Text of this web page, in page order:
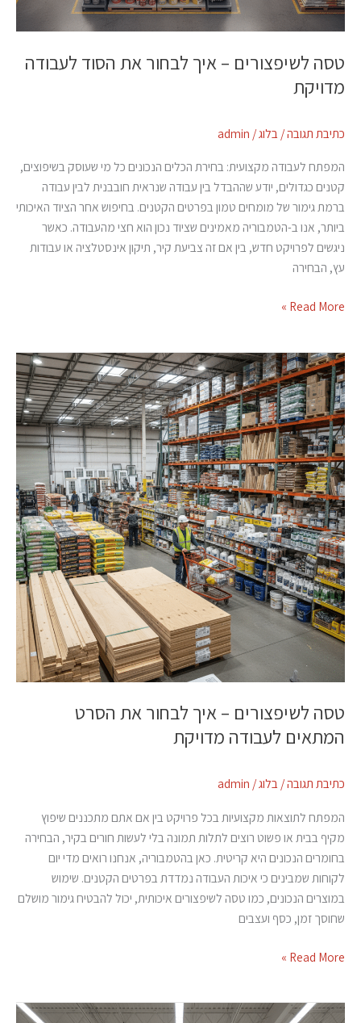
טסה לשיפצורים – איך לבחור את הסוד לעבודה
מדויקת
כתיבת תגובה/ בלוג/
admin
המפתח לעבודה מקצועית: בחירת הכלים הנכונים כל מי שעוסק בשיפוצים,
קטנים כגדולים, יודע שההבדל בין עבודה שנראית חובבנית לבין עבודה
ברמת גימור של מומחים טמון בפרטים הקטנים. בחיפוש אחר הציוד האיכותי
ביותר, אנו ב-הטמבוריה מאמינים שציוד נכון הוא חצי מהעבודה. כאשר
ניגשים לפרויקט חדש, בין אם זה צביעת קיר, תיקון אינסטלציה או עבודות
עץ, הבחירה
Read More »
טסה לשיפצורים – איך לבחור את הסרט
המתאים לעבודה מדויקת
כתיבת תגובה/ בלוג/
admin
המפתח לתוצאות מקצועיות בכל פרויקט בין אם אתם מתכננים שיפוץ
מקיף בבית או פשוט רוצים לתלות תמונה בלי לעשות חורים בקיר, הבחירה
בחומרים הנכונים היא קריטית. כאן בהטמבוריה, אנחנו רואים מדי יום
לקוחות שמבינים כי איכות העבודה נמדדת בפרטים הקטנים. שימוש
במוצרים הנכונים, כמו טסה לשיפצורים איכותית, יכול להבטיח גימור מושלם
שחוסך זמן, כסף ועצבים
טסה
לשיפצורים
–
איך
לבחור
את
הסרט
המתאים
לעבודה
מדויקת
Read More »
ברז